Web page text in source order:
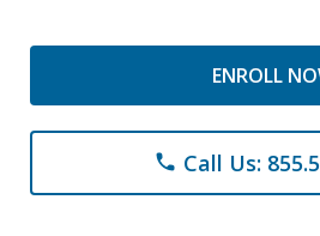
ENROLL
phone Call Us: